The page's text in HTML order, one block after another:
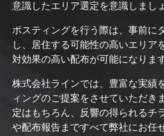
意識したエリア選定を意識しまし
ポスティングを行う際は、事前に
し、居住する可能性の高いエリア
対効果の高い配布が可能になります
株式会社ラインでは、豊富な実績
ィングのご提案をさせていただき
定はもちろん、反響の得られるチ
や配布報告まですべて弊社にお任